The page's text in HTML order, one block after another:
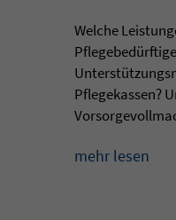
Welche
Pflegekassen?
mehr lesen